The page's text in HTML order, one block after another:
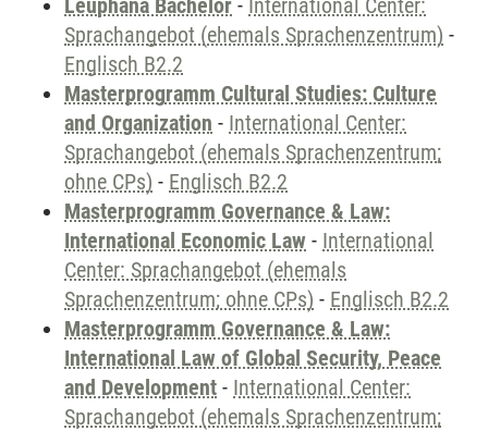
Leuphana Bachelor - International Center:
Sprachangebot (ehemals Sprachenzentrum) -
Englisch B2.2
Masterprogramm Cultural Studies: Culture
and Organization - International Center:
Sprachangebot (ehemals Sprachenzentrum;
ohne CPs) - Englisch B2.2
Masterprogramm Governance & Law:
International Economic Law - International
Center: Sprachangebot (ehemals
Sprachenzentrum; ohne CPs) - Englisch B2.2
Masterprogramm Governance & Law:
International Law of Global Security, Peace
and Development - International Center:
Sprachangebot (ehemals Sprachenzentrum;